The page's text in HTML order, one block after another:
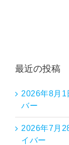
最近の投稿
2026年8月
バー
2026年7月
イバー